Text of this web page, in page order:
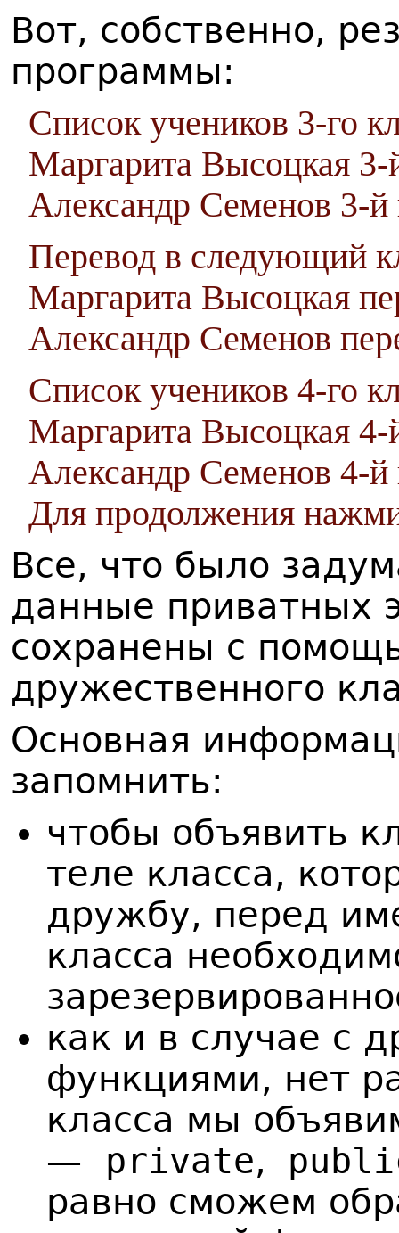
Вот, собственно,
программы:
Список учеников 3-го
Маргарита Высоцкая 3-
Александр Семенов 3-й
Перевод в следующий
Маргарита Высоцкая
Александр Семенов
Список учеников 4-го
Маргарита Высоцкая 4-
Александр Семенов 4-й
Для продолжения
Все, что было
данные приватных
сохранены с
дружественного
Основная
запомнить:
чтобы объявить
теле класса,
дружбу, перед
класса
как и в случае с
функциями, нет
класса мы
— private,
равно сможем